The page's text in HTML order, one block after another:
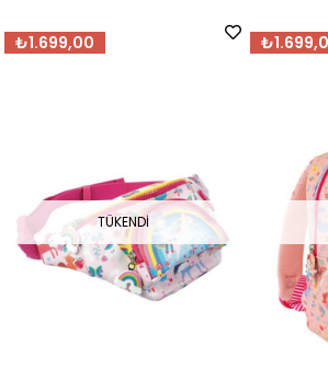
₺1.699,00
TÜKENDI